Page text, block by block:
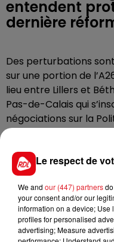
entendent
dernière
Des perturbations
sur une portion de
lieu entre Lillers et
Pas-de-Calais qui
négociations sur la
tracteurs partiront à
prendront l’autoroute
agricole a rendez-
FIL D'ACTUS
Le respect de
We and our (447) partners
your consent and/or our
information on a device; Use
profiles for personalised
advertising; Measure